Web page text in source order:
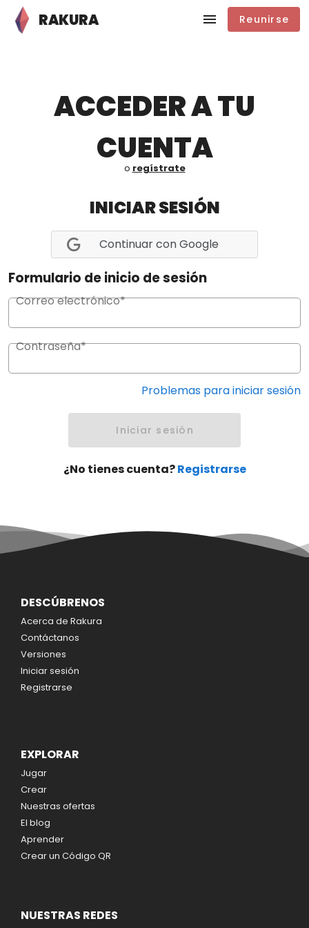
RAKURA Reunirse
ACCEDER A TU
CUENTA
o regístrate
INICIAR SESIÓN
Continuar con Google
Formulario de inicio de sesión
Correo electrónico*
Contraseña*
Problemas para iniciar sesión
Iniciar sesión
¿No tienes cuenta?Registrarse
DESCÚBRENOS
Acerca de Rakura
Contáctanos
Versiones
Iniciar sesión
Registrarse
EXPLORAR
Jugar
Crear
Nuestras ofertas
El blog
Aprender
Crear un Código QR
NUESTRAS REDES